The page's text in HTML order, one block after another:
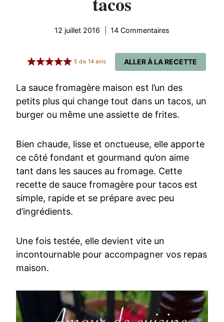
12 juillet 2016 14 Commentaires
ALLER À LA RECETTE
5 de 14avis
La sauce fromagère maison est l’un des
petits plus qui change tout dans un tacos, un
burger ou même une assiette de frites.
Bien chaude, lisse et onctueuse, elle apporte
ce côté fondant et gourmand qu’on aime
tant dans les sauces au fromage. Cette
recette de sauce fromagère pour tacos est
simple, rapide et se prépare avec peu
d’ingrédients.
Une fois testée, elle devient vite un
incontournable pour accompagner vos repas
maison.